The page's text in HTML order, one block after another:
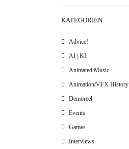
KATEGORIEN
Advice!
AI | KI
Animated Music
Animation/VFX History
Demoreel
Events
Games
Interviews